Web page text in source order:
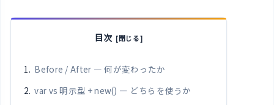
目次
Before / After — 何が変わったか
var vs 明示型 + new() — どちらを使うか